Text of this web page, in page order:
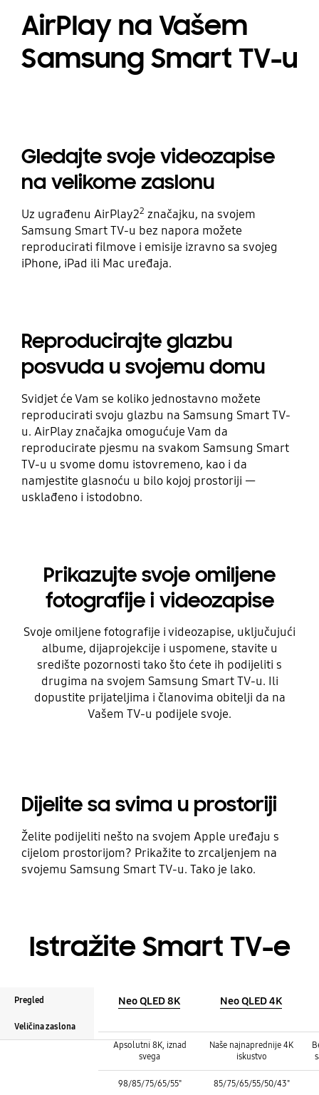
AirPlay na Vašem
Samsung Smart TV-u
Gledajte svoje videozapise
na velikome zaslonu
Uz ugrađenu AirPlay22 značajku, na svojem
Samsung Smart TV-u bez napora možete
reproducirati filmove i emisije izravno sa svojeg
iPhone, iPad ili Mac uređaja.
Reproducirajte glazbu
posvuda u svojemu domu
Svidjet će Vam se koliko jednostavno možete
reproducirati svoju glazbu na Samsung Smart TV-
u. AirPlay značajka omogućuje Vam da
reproducirate pjesmu na svakom Samsung Smart
TV-u u svome domu istovremeno, kao i da
namjestite glasnoću u bilo kojoj prostoriji —
usklađeno i istodobno.
Prikazujte svoje omiljene
fotografije i videozapise
Svoje omiljene fotografije i videozapise, uključujući
albume, dijaprojekcije i uspomene, stavite u
središte pozornosti tako što ćete ih podijeliti s
drugima na svojem Samsung Smart TV-u. Ili
dopustite prijateljima i članovima obitelji da na
Vašem TV-u podijele svoje.
Dijelite sa svima u prostoriji
Želite podijeliti nešto na svojem Apple uređaju s
cijelom prostorijom? Prikažite to zrcaljenjem na
svojemu Samsung Smart TV-u. Tako je lako.
Istražite Smart TV-e
Pregled
Veličina zaslona
Neo QLED 8K
Apsolutni 8K, iznad
svega
98/85/75/65/55"
Neo QLED 4K
Naše najnaprednije 4K
iskustvo
85/75/65/55/50/43"